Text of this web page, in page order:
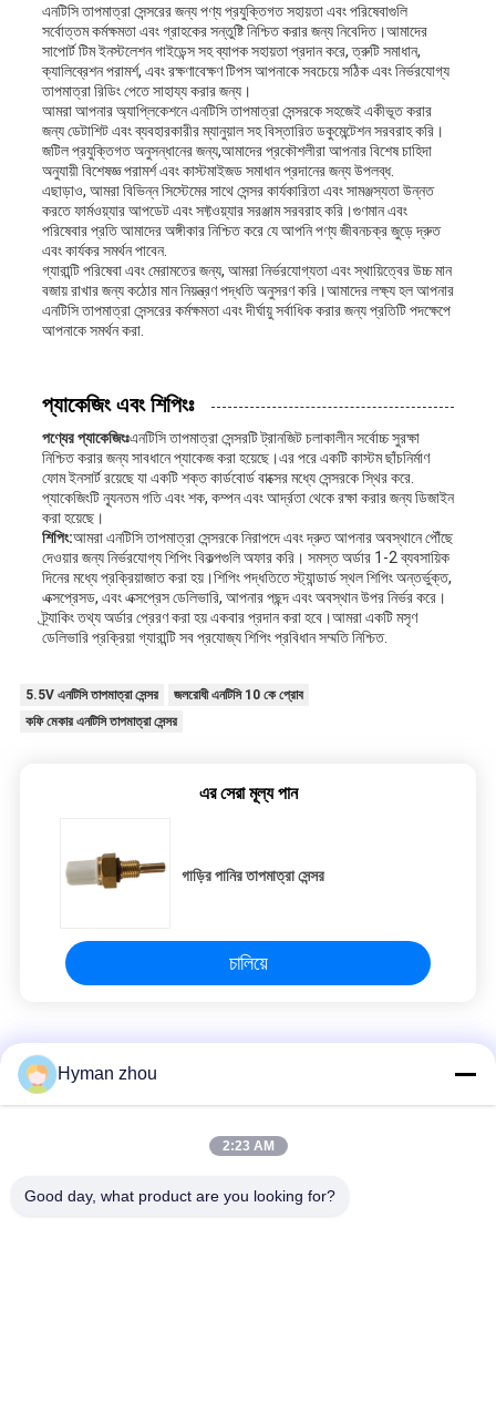
এনটিসি তাপমাত্রা সেন্সরের জন্য পণ্য প্রযুক্তিগত সহায়তা এবং পরিষেবাগুলি
সর্বোত্তম কর্মক্ষমতা এবং গ্রাহকের সন্তুষ্টি নিশ্চিত করার জন্য নিবেদিত।আমাদের
সাপোর্ট টিম ইনস্টলেশন গাইডেন্স সহ ব্যাপক সহায়তা প্রদান করে, ত্রুটি সমাধান,
ক্যালিব্রেশন পরামর্শ, এবং রক্ষণাবেক্ষণ টিপস আপনাকে সবচেয়ে সঠিক এবং নির্ভরযোগ্য
তাপমাত্রা রিডিং পেতে সাহায্য করার জন্য।
আমরা আপনার অ্যাপ্লিকেশনে এনটিসি তাপমাত্রা সেন্সরকে সহজেই একীভূত করার
জন্য ডেটাশিট এবং ব্যবহারকারীর ম্যানুয়াল সহ বিস্তারিত ডকুমেন্টেশন সরবরাহ করি।
জটিল প্রযুক্তিগত অনুসন্ধানের জন্য,আমাদের প্রকৌশলীরা আপনার বিশেষ চাহিদা
অনুযায়ী বিশেষজ্ঞ পরামর্শ এবং কাস্টমাইজড সমাধান প্রদানের জন্য উপলব্ধ.
এছাড়াও, আমরা বিভিন্ন সিস্টেমের সাথে সেন্সর কার্যকারিতা এবং সামঞ্জস্যতা উন্নত
করতে ফার্মওয়্যার আপডেট এবং সফ্টওয়্যার সরঞ্জাম সরবরাহ করি।গুণমান এবং
পরিষেবার প্রতি আমাদের অঙ্গীকার নিশ্চিত করে যে আপনি পণ্য জীবনচক্র জুড়ে দ্রুত
এবং কার্যকর সমর্থন পাবেন.
গ্যারান্টি পরিষেবা এবং মেরামতের জন্য, আমরা নির্ভরযোগ্যতা এবং স্থায়িত্বের উচ্চ মান
বজায় রাখার জন্য কঠোর মান নিয়ন্ত্রণ পদ্ধতি অনুসরণ করি।আমাদের লক্ষ্য হল আপনার
এনটিসি তাপমাত্রা সেন্সরের কর্মক্ষমতা এবং দীর্ঘায়ু সর্বাধিক করার জন্য প্রতিটি পদক্ষেপে
আপনাকে সমর্থন করা.
প্যাকেজিং এবং শিপিংঃ
পণ্যের প্যাকেজিংঃএনটিসি তাপমাত্রা সেন্সরটি ট্রানজিট চলাকালীন সর্বোচ্চ সুরক্ষা
নিশ্চিত করার জন্য সাবধানে প্যাকেজ করা হয়েছে।এর পরে একটি কাস্টম ছাঁচনির্মাণ
ফোম ইনসার্ট রয়েছে যা একটি শক্ত কার্ডবোর্ড বাক্সের মধ্যে সেন্সরকে স্থির করে.
প্যাকেজিংটি ন্যূনতম গতি এবং শক, কম্পন এবং আর্দ্রতা থেকে রক্ষা করার জন্য ডিজাইন
করা হয়েছে।
শিপিং:আমরা এনটিসি তাপমাত্রা সেন্সরকে নিরাপদে এবং দ্রুত আপনার অবস্থানে পৌঁছে
দেওয়ার জন্য নির্ভরযোগ্য শিপিং বিকল্পগুলি অফার করি। সমস্ত অর্ডার 1-2 ব্যবসায়িক
দিনের মধ্যে প্রক্রিয়াজাত করা হয়।শিপিং পদ্ধতিতে স্ট্যান্ডার্ড স্থল শিপিং অন্তর্ভুক্ত,
এক্সপ্রেসড, এবং এক্সপ্রেস ডেলিভারি, আপনার পছন্দ এবং অবস্থান উপর নির্ভর করে।
ট্র্যাকিং তথ্য অর্ডার প্রেরণ করা হয় একবার প্রদান করা হবে।আমরা একটি মসৃণ
ডেলিভারি প্রক্রিয়া গ্যারান্টি সব প্রযোজ্য শিপিং প্রবিধান সম্মতি নিশ্চিত.
5.5V এনটিসি তাপমাত্রা সেন্সর
জলরোধী এনটিসি 10 কে প্রোব
কফি মেকার এনটিসি তাপমাত্রা সেন্সর
এর সেরা মূল্য পান
গাড়ির পানির তাপমাত্রা সেন্সর
চালিয়ে
এনটিসি তাপমাত্রা সেন্সর
গাড়ির পানির তাপমাত্রা সেন্সর
NTC RTD USD ইন ফুড থার্মোমিটার
এনটিসি তাপমাত্রা সেন্সর থার্মিস্টর উপাদান মোটরসাইকেলের জন্য ডিজাইন
Hyman zhou
2:23 AM
Good day, what product are you looking for?